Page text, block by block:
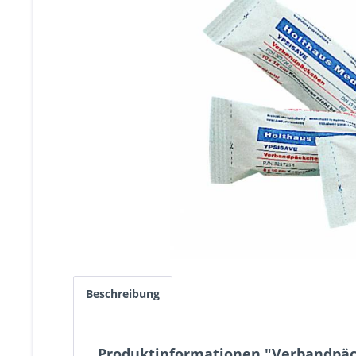
Beschreibung